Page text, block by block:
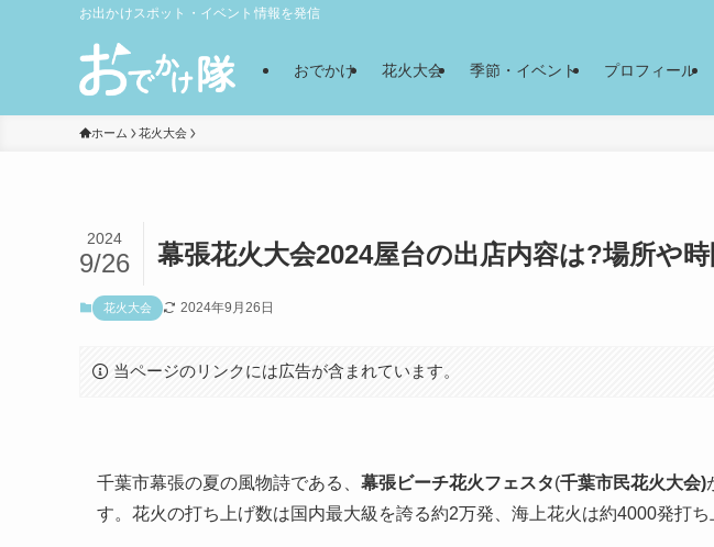
お出かけスポット・イベント情報を発信
おでかけ 花火大会 季節・イベント プロフィール
ホーム 花火大会
幕張花火大会2024屋台の出店内容は?場所や
2024
9/26
花火大会 2024年9月26日
当ページのリンクには広告が含まれています。
千葉市幕張の夏の風物詩である、 幕張ビーチ花火フェスタ(千葉市民花火大会)
す。花火の打ち上げ数は国内最大級を誇る約2万発、海上花火は約4000発打ち